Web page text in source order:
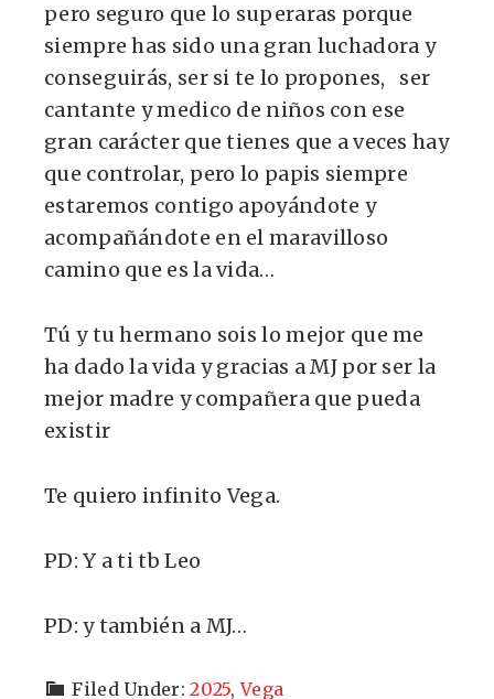
pero seguro que lo superaras porque
siempre has sido una gran luchadora y
conseguirás, ser si te lo propones, ser
cantante y medico de niños con ese
gran carácter que tienes que a veces hay
que controlar, pero lo papis siempre
estaremos contigo apoyándote y
acompañándote en el maravilloso
camino que es la vida…
Tú y tu hermano sois lo mejor que me
ha dado la vida y gracias a MJ por ser la
mejor madre y compañera que pueda
existir
Te quiero infinito Vega.
PD: Y a ti tb Leo
PD: y también a MJ…
Filed Under:2025,Vega